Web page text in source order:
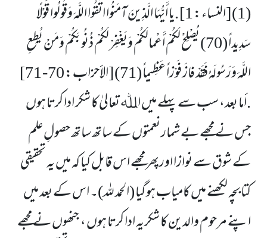
(1) [النساء: 1] .يا أَيُّهَا الَّذِينَ آمَنُوا اتَّقُوا اللَّهَ وَقُولُوا قَوْلًا
سَدِيداً (70) يُصْلِحْ لَكُمْ أَعْمالَكُمْ وَيَغْفِرْ لَكُمْ ذُنُوبَكُمْ وَمَنْ يُطِعِ
اللَّهَ وَرَسُولَهُ فَقَدْ فازَ فَوْزاً عَظِيماً (71) [الأحزاب: 70- 71]
.أما بعد،سب سے پہلے میں اﷲ تعالیٰ کا شکر ادا کرتا ہوں
جس نے مجھے بے شمار نعمتوں کے ساتھ ساتھ حصولِ علم
کے شوق سے نوازا اورپھر مجھے اس قابل کیا کہ میں یہ تحقیقی
کتابچہ لکھنے میں کامیاب ہو گیا (الحمد للہ)۔ اس کے بعد میں
اپنے مرحوم والدین کا شکریہ ادا کرتا ہوں ، جنھوں نے مجھے